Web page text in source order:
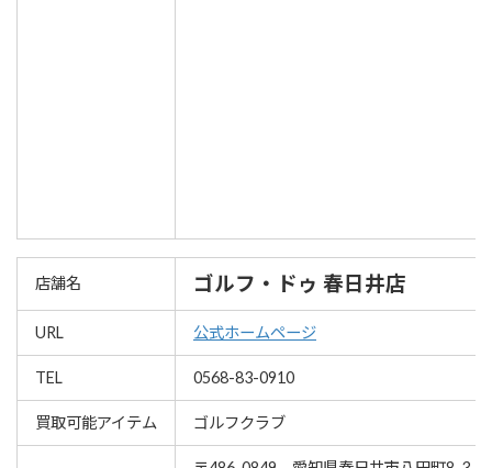
店舗名 ゴルフ・ドゥ 春日井店
URL 公式ホームページ
TEL 0568-83-0910
買取可能アイテム ゴルフクラブ